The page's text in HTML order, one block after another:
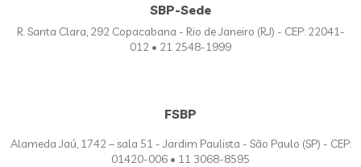
SBP-Sede
R. Santa Clara, 292 Copacabana - Rio de Janeiro (RJ) - CEP: 22041-
012 • 21 2548-1999
FSBP
Alameda Jaú, 1742 – sala 51 - Jardim Paulista - São Paulo (SP) - CEP:
01420-006 • 11 3068-8595